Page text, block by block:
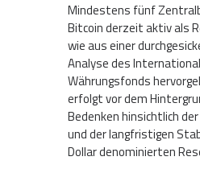
Mindestens fünf
Bitcoin derzeit aktiv als
wie aus einer
Analyse des
Währungsfonds
erfolgt vor dem
Bedenken hinsichtlich
und der langfristigen
Dollar denominierten